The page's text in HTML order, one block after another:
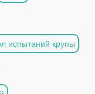
испытаний крупы